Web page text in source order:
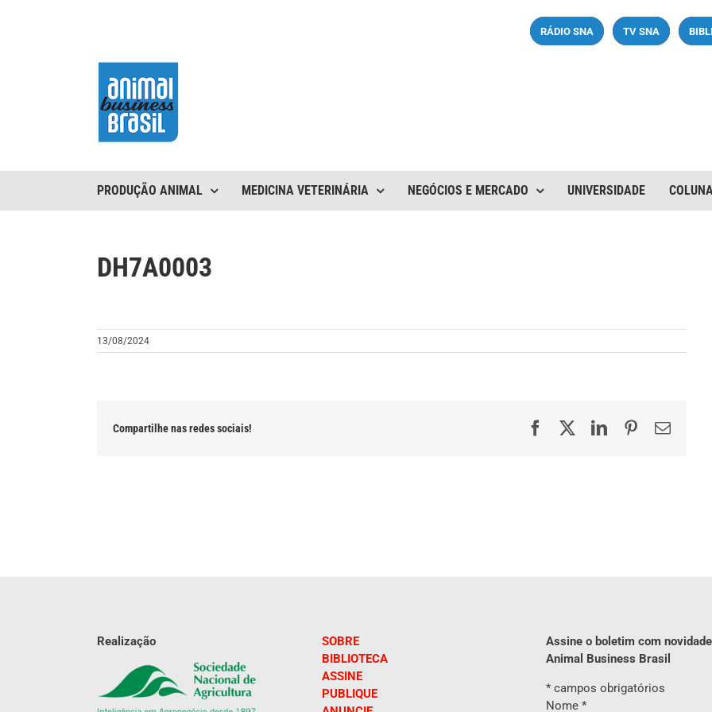
RÁDIO SNA TV SNA
PRODUÇÃO ANIMAL MEDICINA VETERINÁRIA NEGÓCIOS E MERCADO UNIVERSIDADE
DH7A0003
13/08/2024
Compartilhe nas redes sociais! FacebookLinkedInPinterest
E-
Realização
SOBRE
BIBLIOTECA
ASSINE
PUBLIQUE
Assine o boletim com
Animal Business Brasil
* campos obrigatórios
Nome *